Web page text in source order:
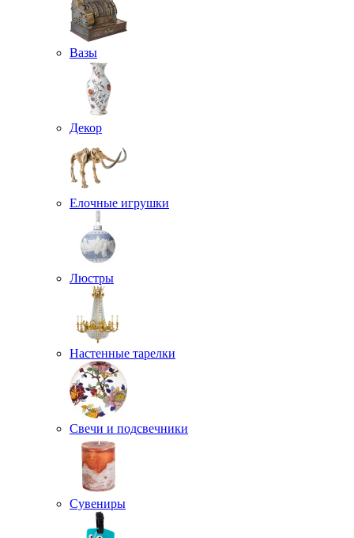
Вазы
Декор
Елочные игрушки
Люстры
Настенные тарелки
Свечи и подсвечники
Сувениры